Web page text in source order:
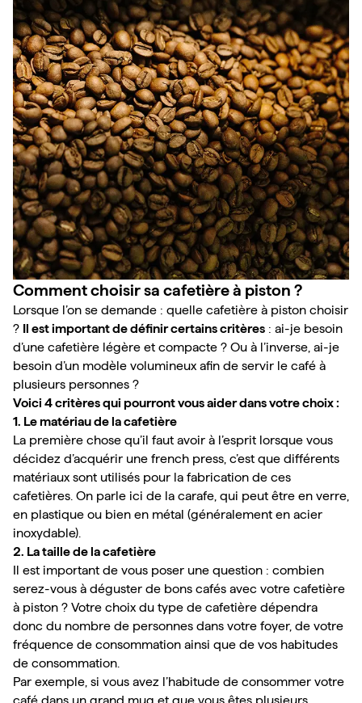
Comment choisir sa cafetière à piston ?
Lorsque l’on se demande : quelle cafetière à piston choisir
? Il est important de définir certains critères : ai-je besoin
d’une cafetière légère et compacte ? Ou à l’inverse, ai-je
besoin d’un modèle volumineux afin de servir le café à
plusieurs personnes ?
Voici 4 critères qui pourront vous aider dans votre choix :
1. Le matériau de la cafetière
La première chose qu’il faut avoir à l’esprit lorsque vous
décidez d’acquérir une french press, c’est que différents
matériaux sont utilisés pour la fabrication de ces
cafetières. On parle ici de la carafe, qui peut être en verre,
en plastique ou bien en métal (généralement en acier
inoxydable).
2. La taille de la cafetière
Il est important de vous poser une question : combien
serez-vous à déguster de bons cafés avec votre cafetière
à piston ? Votre choix du type de cafetière dépendra
donc du nombre de personnes dans votre foyer, de votre
fréquence de consommation ainsi que de vos habitudes
de consommation.
Par exemple, si vous avez l’habitude de consommer votre
café dans un grand mug et que vous êtes plusieurs